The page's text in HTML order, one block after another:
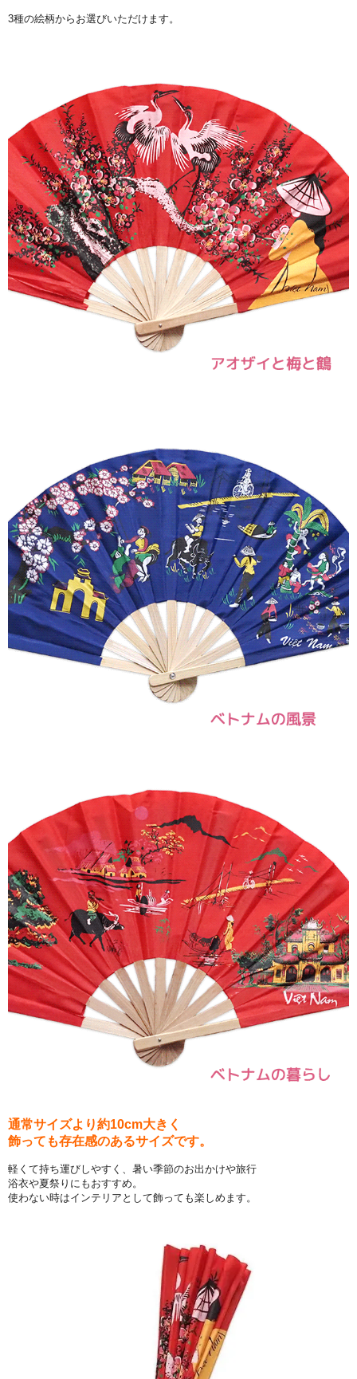
3種の絵柄からお選びいただけます。
通常サイズより約10cm大きく
飾っても存在感のあるサイズです。
軽くて持ち運びしやすく、暑い季節のお出かけや旅行
浴衣や夏祭りにもおすすめ。
使わない時はインテリアとして飾っても楽しめます。